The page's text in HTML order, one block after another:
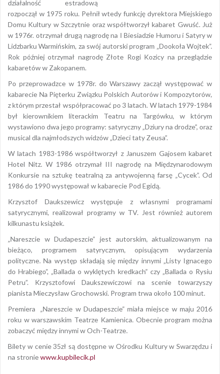
działalność estradową
rozpoczął w 1975 roku. Pełnił wtedy funkcję dyrektora Miejskiego
Domu Kultury w Szczytnie oraz współtworzył kabaret Gwuść. Już
w 1976r. otrzymał drugą nagrodę na I Biesiadzie Humoru i Satyry w
Lidzbarku Warmińskim, za swój autorski program „Dookoła Wojtek”.
Rok później otrzymał nagrodę Złote Rogi Kozicy na przeglądzie
kabaretów w Zakopanem.
Po przeprowadzce w 1978r. do Warszawy zaczął występować w
kabarecie Na Pięterku Związku Polskich Autorów i Kompozytorów,
z którym przestał współpracować po 3 latach. W latach 1979-1984
był kierownikiem literackim Teatru na Targówku, w którym
wystawiono dwa jego programy: satyryczny „Dziury na drodze”, oraz
musical dla najmłodszych widzów „Dzieci taty Zeusa”.
W latach 1983-1986 współtworzył z Januszem Gajosem kabaret
Hotel Nitz. W 1986 otrzymał III nagrodę na Międzynarodowym
Konkursie na sztukę teatralną za antywojenną farsę „Cycek”. Od
1986 do 1990 występował w kabarecie Pod Egidą.
Krzysztof Daukszewicz występuje z własnymi programami
satyrycznymi, realizował programy w TV. Jest również autorem
kilkunastu książek.
„Nareszcie w Dudapeszcie” jest autorskim, aktualizowanym na
bieżąco, programem satyrycznym, opisującym wydarzenia
polityczne. Na występ składają się między innymi „Listy Ignacego
do Hrabiego”, „Ballada o wyklętych kredkach” czy „Ballada o Rysiu
Petru”. Krzysztofowi Daukszewiczowi na scenie towarzyszy
pianista Mieczysław Grochowski. Program trwa około 100 minut.
Premiera „Nareszcie w Dudapeszcie” miała miejsce w maju 2016
roku w warszawskim Teatrze Kamienica. Obecnie program można
zobaczyć między innymi w Och-Teatrze.
Bilety w cenie 35zł są dostępne w Ośrodku Kultury w Swarzędzu i
na stroniewww.kupbilecik.pl